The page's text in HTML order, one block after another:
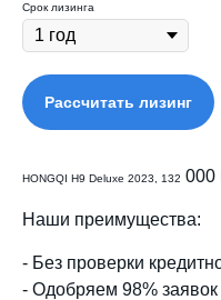
Срок лизинга
Рассчитать лизинг
HONGQI H9 Deluxe 2023, 132 000
Наши преимущества:
- Без проверки
- Одобряем 98% заявок